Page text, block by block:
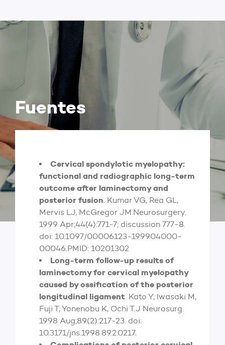
Fuentes
Cervical spondylotic myelopathy:
functional and radiographic long-term
outcome after laminectomy and
posterior fusion . Kumar VG, Rea GL,
Mervis LJ, McGregor JM.Neurosurgery.
1999 Apr;44(4):771-7; discussion 777-8.
doi: 10.1097/00006123-199904000-
00046.PMID: 10201302
Long-term follow-up results of
laminectomy for cervical myelopathy
caused by ossification of the posterior
longitudinal ligament . Kato Y, Iwasaki M,
Fuji T, Yonenobu K, Ochi T.J Neurosurg.
1998 Aug;89(2):217-23. doi:
10.3171/jns.1998.89.2.0217.